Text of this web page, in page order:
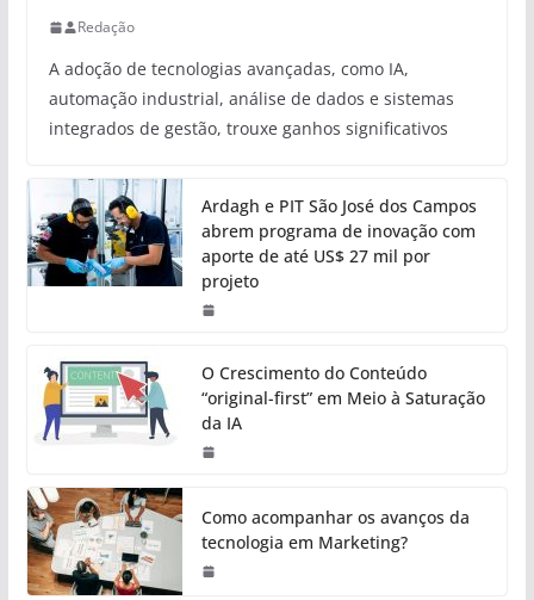
Redação
A adoção de tecnologias avançadas, como IA,
automação industrial, análise de dados e sistemas
integrados de gestão, trouxe ganhos significativos
Ardagh e PIT São José dos Campos
abrem programa de inovação com
aporte de até US$ 27 mil por
projeto
O Crescimento do Conteúdo
“original-first” em Meio à Saturação
da IA
Como acompanhar os avanços da
tecnologia em Marketing?